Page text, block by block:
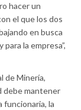
hacer un
el que los dos
en busca
la empresa”,
de Minería,
debe mantener
funcionaria, la